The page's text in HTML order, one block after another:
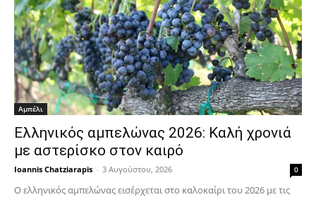
Αμπέλι
Ελληνικός αμπελώνας 2026: Καλή χρονιά
με αστερίσκο στον καιρό
Ioannis Chatziarapis - 3 Αυγούστου, 2026 0
Ο ελληνικός αμπελώνας εισέρχεται στο καλοκαίρι του 2026 με τις